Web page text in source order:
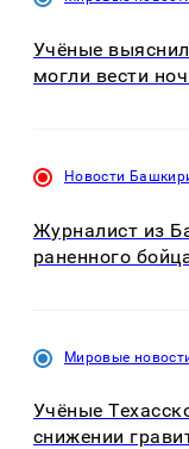
Учёные
могли вести
Новости
Журналист из
раненного
Мировые
Учёные
снижении